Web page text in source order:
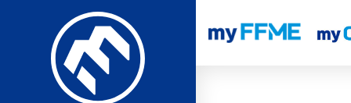
Les compétitions Calendrier de compétitions Classements